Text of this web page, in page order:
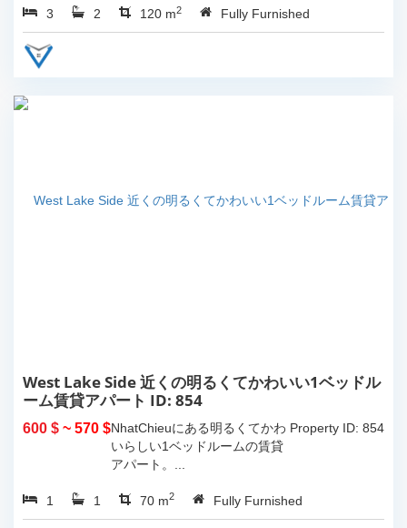
3 2 120 m2 Fully Furnished
West Lake Side 近くの明るくてかわいい1ベッドル
ーム賃貸アパート ID: 854
600 $ ~ 570 $ Property ID: 854
NhatChieuにある明るくてかわ
いらしい1ベッドルームの賃貸
アパート。...
1 1 70 m2 Fully Furnished